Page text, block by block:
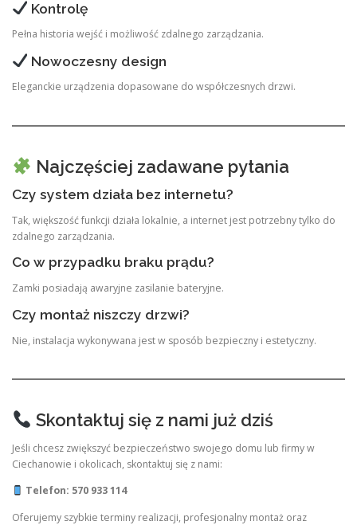
Kontrolę
Pełna historia wejść i możliwość zdalnego zarządzania.
Nowoczesny design
Eleganckie urządzenia dopasowane do współczesnych drzwi.
Najczęściej zadawane pytania
Czy system działa bez internetu?
Tak, większość funkcji działa lokalnie, a internet jest potrzebny tylko do
zdalnego zarządzania.
Co w przypadku braku prądu?
Zamki posiadają awaryjne zasilanie bateryjne.
Czy montaż niszczy drzwi?
Nie, instalacja wykonywana jest w sposób bezpieczny i estetyczny.
Skontaktuj się z nami już dziś
Jeśli chcesz zwiększyć bezpieczeństwo swojego domu lub firmy w
Ciechanowie i okolicach, skontaktuj się z nami:
Telefon: 570 933 114
Oferujemy szybkie terminy realizacji, profesjonalny montaż oraz